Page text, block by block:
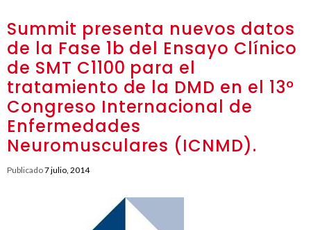
Summit presenta nuevos datos
de la Fase 1b del Ensayo Clínico
de SMT C1100 para el
tratamiento de la DMD en el 13º
Congreso Internacional de
Enfermedades
Neuromusculares (ICNMD).
Publicado7 julio, 2014